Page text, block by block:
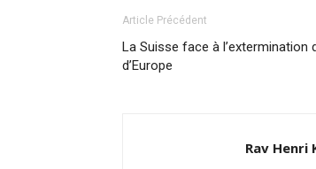
Article Précédent
La Suisse face à l’extermination
d’Europe
Rav Henri